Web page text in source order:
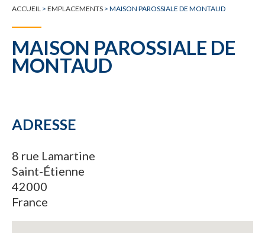
ACCUEIL > EMPLACEMENTS > MAISON PAROSSIALE DE MONTAUD
MAISON PAROSSIALE DE
MONTAUD
ADRESSE
8 rue Lamartine
Saint-Étienne
42000
France